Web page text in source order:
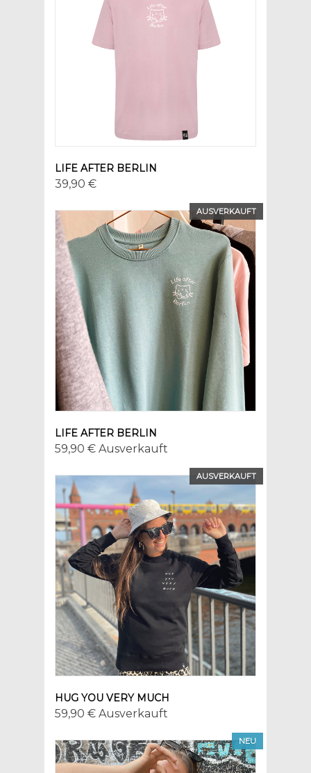
LIFE AFTER BERLIN
39,90 €
AUSVERKAUFT
LIFE AFTER BERLIN
59,90 € Ausverkauft
AUSVERKAUFT
HUG YOU VERY MUCH
59,90 € Ausverkauft
NEU